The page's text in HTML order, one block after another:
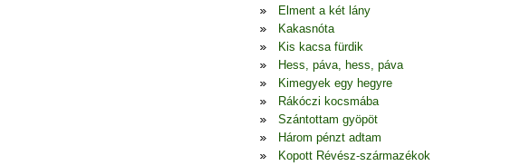
Elment a két lány
Kakasnóta
Kis kacsa fürdik
Hess, páva, hess, páva
Kimegyek egy hegyre
Rákóczi kocsmába
Szántottam gyöpöt
Három pénzt adtam
Kopott Révész-származékok